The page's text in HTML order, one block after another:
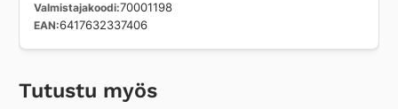
Valmistajakoodi 70001198
EAN 6417632337406
Tutustu myös